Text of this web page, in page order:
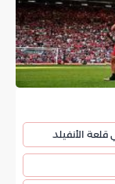
الأنفيلد